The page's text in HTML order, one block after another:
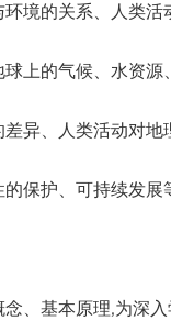
的关系、人类活
的气候、水资源
、人类活动对地
保护、可持续发展
基本原理,为深入